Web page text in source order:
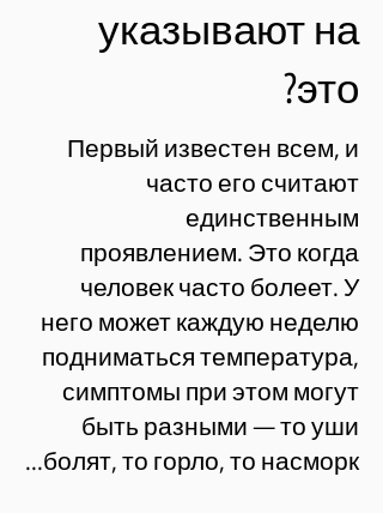
указывают на
это?
Первый известен всем, и
часто его считают
единственным
проявлением. Это когда
человек часто болеет. У
него может каждую неделю
подниматься температура,
симптомы при этом могут
быть разными — то уши
болят, то горло, то насморк...